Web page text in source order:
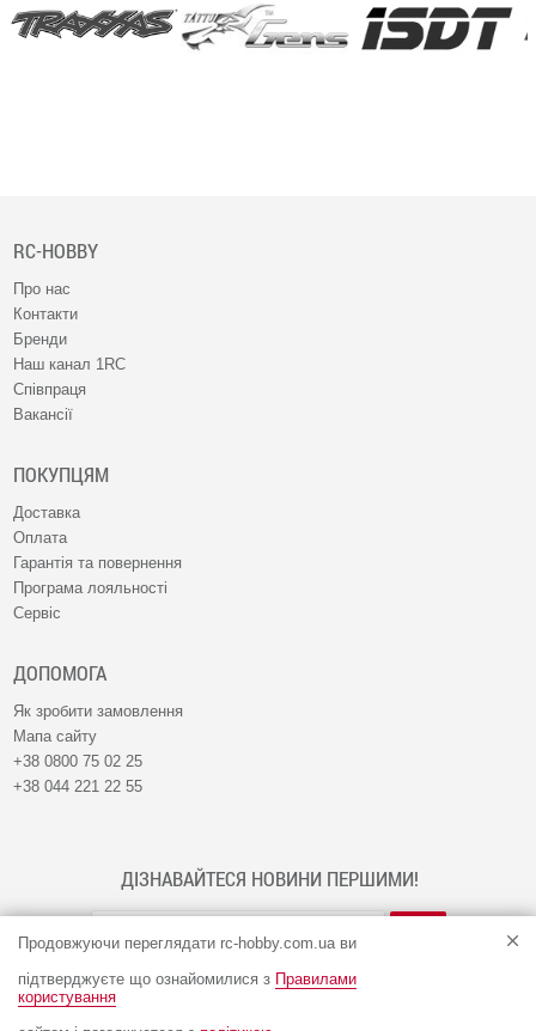
Продовжуючи переглядати rc-hobby.com.ua ви
підтверджуєте що ознайомилися з Правилами
користування
RC-HOBBY
Про нас
Контакти
Бренди
Наш канал 1RC
Співпраця
Вакансії
ПОКУПЦЯМ
Доставка
Оплата
Гарантія та повернення
Програма лояльності
Сервіс
ДОПОМОГА
Як зробити замовлення
Мапа сайту
+38 0800 75 02 25
+38 044 221 22 55
ДІЗНАВАЙТЕСЯ НОВИНИ ПЕРШИМИ!